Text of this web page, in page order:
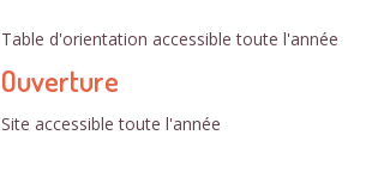
Table d'orientation accessible toute l'année
Ouverture
Site accessible toute l'année